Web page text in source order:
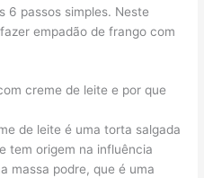
6 passos simples. Neste
empadão de frango com
creme de leite e por que
de leite é uma torta salgada
tem origem na influência
massa podre, que é uma